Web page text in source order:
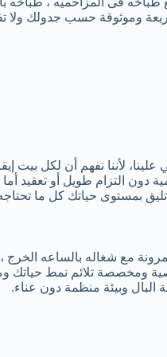
وموثوقة حسب جدولك ولا
علينا، لأننا نفهم أن لكل
دون التزام طويل أو
بمستوى حياتك كل ما
مع شغاله بالساعه الخرج
ومخصصة تلائم نمط حياتك
البال وبيئة منظمة دون عناء.